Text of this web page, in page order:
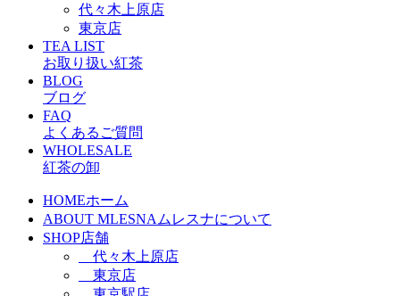
代々木上原店
東京店
TEA LIST
お取り扱い紅茶
BLOG
ブログ
FAQ
よくあるご質問
WHOLESALE
紅茶の卸
HOMEホーム
ABOUT MLESNAムレスナについて
SHOP店舗
代々木上原店
東京店